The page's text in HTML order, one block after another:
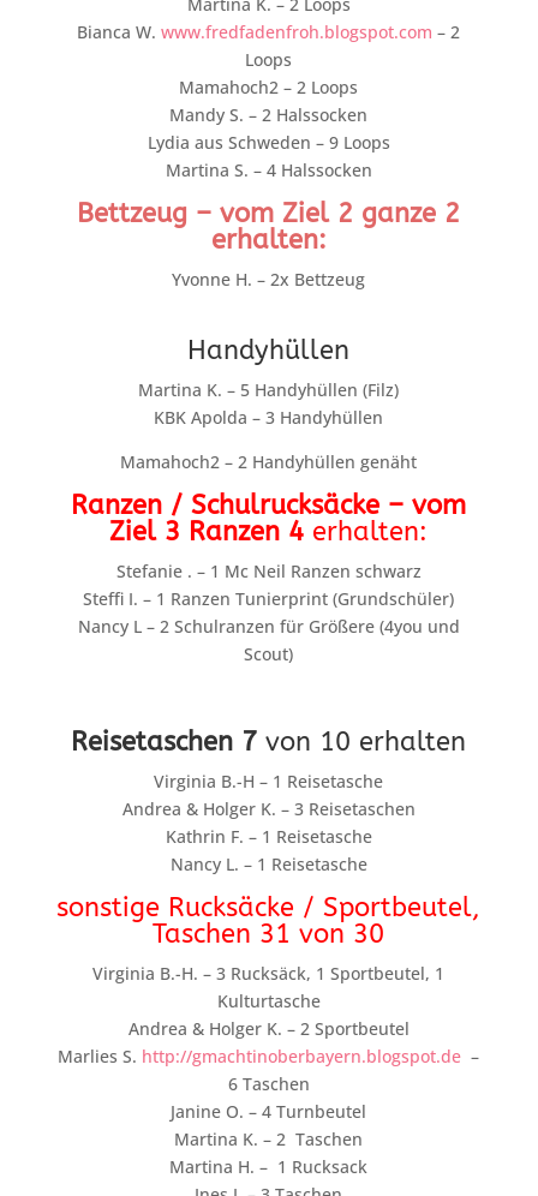
Bianca W.www.fredfadenfroh.blogspot.com – 2
Loops
Mamahoch2 – 2 Loops
Mandy S. – 2 Halssocken
Lydia aus Schweden – 9 Loops
Martina S. – 4 Halssocken
Bettzeug – vom Ziel 2 ganze 2
erhalten:
Yvonne H. – 2x Bettzeug
Handyhüllen
Martina K. – 5 Handyhüllen (Filz)
KBK Apolda – 3 Handyhüllen
Mamahoch2 – 2 Handyhüllen genäht
Ranzen / Schulrucksäcke – vom
Ziel 3 Ranzen 4 erhalten:
Stefanie . – 1 Mc Neil Ranzen schwarz
Steffi I. – 1 Ranzen Tunierprint (Grundschüler)
Nancy L – 2 Schulranzen für Größere (4you und
Scout)
Reisetaschen 7 von 10 erhalten
Virginia B.-H – 1 Reisetasche
Andrea & Holger K. – 3 Reisetaschen
Kathrin F. – 1 Reisetasche
Nancy L. – 1 Reisetasche
sonstige Rucksäcke / Sportbeutel,
Taschen 31 von 30
Virginia B.-H. – 3 Rucksäck, 1 Sportbeutel, 1
Kulturtasche
Andrea & Holger K. – 2 Sportbeutel
Marlies S. http://gmachtinoberbayern.blogspot.de –
6 Taschen
Janine O. – 4 Turnbeutel
Martina K. – 2 Taschen
Martina H. – 1 Rucksack